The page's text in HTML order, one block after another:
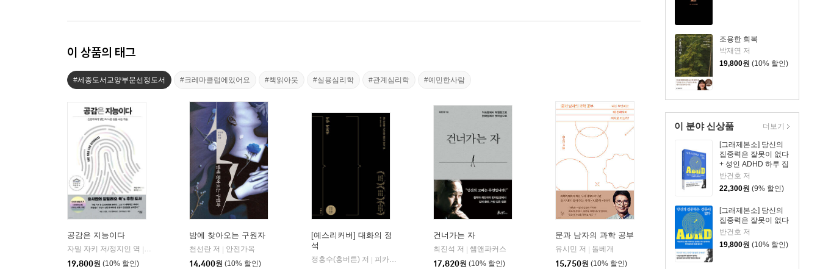
조용한 회복
박재연 저
19,800원 (10% 할인)
이 분야 신상품
[그래제본소] 당신의
집중력은 잘못이 없다
+ 성인 ADHD 하루 집
중 리마인더 킷
반건호 저
22,300원 (9% 할인)
[그래제본소] 당신의
집중력은 잘못이 없다
반건호 저
19,800원 (10% 할인)
더보기
이 상품의 태그
#세종도서교양부문선정도서 #크레마클럽에있어요 #책읽아웃 #실용심리학 #관계심리학 #예민한사람
공감은 지능이다
자밀 자키 저/정지인 역
심심
19,800원 (10% 할인)
밤에 찾아오는 구원자
천선란 저
안전가옥
14,400원 (10% 할인)
[예스리커버] 대화의 정
석
정흥수(흥버튼) 저
피카(FIKA)
건너가는 자
최진석 저
쌤앤파커스
17,820원 (10% 할인)
문과 남자의 과학 공부
유시민 저
돌베개
15,750원 (10% 할인)